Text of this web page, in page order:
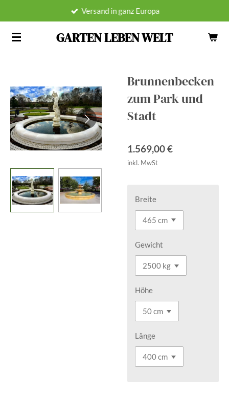
springen
GARTEN LEBEN WELT
Versand in ganz Europa
Brunnenbecken
zum Park und
Stadt
1.569,00 €
inkl. MwSt
Breite
Gewicht
Höhe
Länge